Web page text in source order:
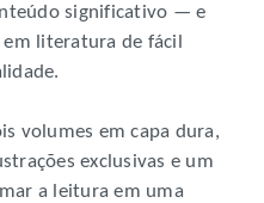
significativo — e
literatura de fácil
volumes em capa dura,
exclusivas e um
a leitura em uma